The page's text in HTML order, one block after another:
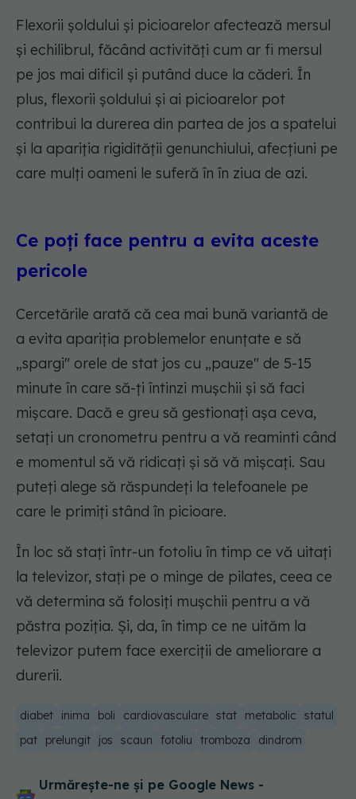
Flexorii șoldului și picioarelor afectează mersul
și echilibrul, făcând activități cum ar fi mersul
pe jos mai dificil și putând duce la căderi. În
plus, flexorii șoldului și ai picioarelor pot
contribui la durerea din partea de jos a spatelui
și la apariția rigidității genunchiului, afecțiuni pe
care mulți oameni le suferă în în ziua de azi.
Ce poți face pentru a evita aceste
pericole
Cercetările arată că cea mai bună variantă de
a evita apariția problemelor enunțate e să
„spargi" orele de stat jos cu „pauze" de 5-15
minute în care să-ți întinzi mușchii și să faci
mișcare. Dacă e greu să gestionați așa ceva,
setați un cronometru pentru a vă reaminti când
e momentul să vă ridicați și să vă mișcați. Sau
puteți alege să răspundeți la telefoanele pe
care le primiți stând în picioare.
În loc să stați într-un fotoliu în timp ce vă uitați
la televizor, stați pe o minge de pilates, ceea ce
vă determina să folosiți mușchii pentru a vă
păstra poziția. Și, da, în timp ce ne uităm la
televizor putem face exerciții de ameliorare a
durerii.
diabet inima boli cardiovasculare stat metabolic
statul
pat
prelungit jos scaun fotoliu tromboza dindrom
Urmărește-ne și pe Google News -